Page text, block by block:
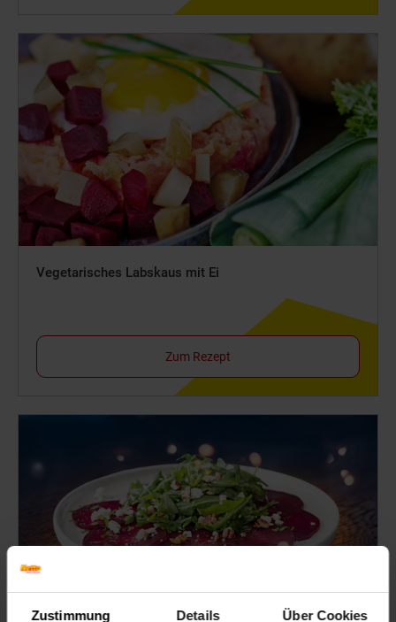
Zustimmung Details Über Cookies
Vegetarisches Labskaus mit Ei
Zum Rezept